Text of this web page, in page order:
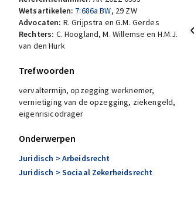
Wetsartikelen: 7:686a BW, 29 ZW
Advocaten: R. Grijpstra en G.M. Gerdes
Rechters: C. Hoogland, M. Willemse en H.M.J.
van den Hurk
Trefwoorden
vervaltermijn, opzegging werknemer,
vernietiging van de opzegging, ziekengeld,
eigenrisicodrager
Onderwerpen
Juridisch > Arbeidsrecht
Juridisch > Sociaal Zekerheidsrecht